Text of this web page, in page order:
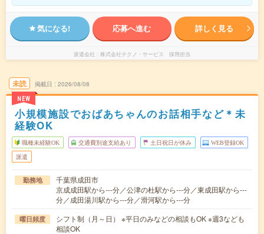
気になる! 応募へ進む 詳しく見る
派遣会社 株式会社テクノ・サービス 採用担当
未読
NEW
掲載日 2026/08/08
小規模施設でおばあちゃんのお話相手など＊未
経験OK
職種未経験OK 交通費別途支給あり 土日祝日が休み WEB登録OK
派遣
勤務地
千葉県成田市
京成成田駅から---分／公津の杜駅から---分／東成田駅から---
分／成田湯川駅から---分／滑河駅から---分
曜日頻度
シフト制（月～日） ※平日のみなどの相談もOK ※週3なども
相談OK